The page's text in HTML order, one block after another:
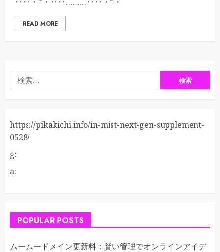
READ MORE
索:
https://pikakichi.info/in-mist-next-gen-supplement-
0528/
g:
a:
POPULAR POSTS
ムームードメイン更新料：賢い管理でオンラインアイデ